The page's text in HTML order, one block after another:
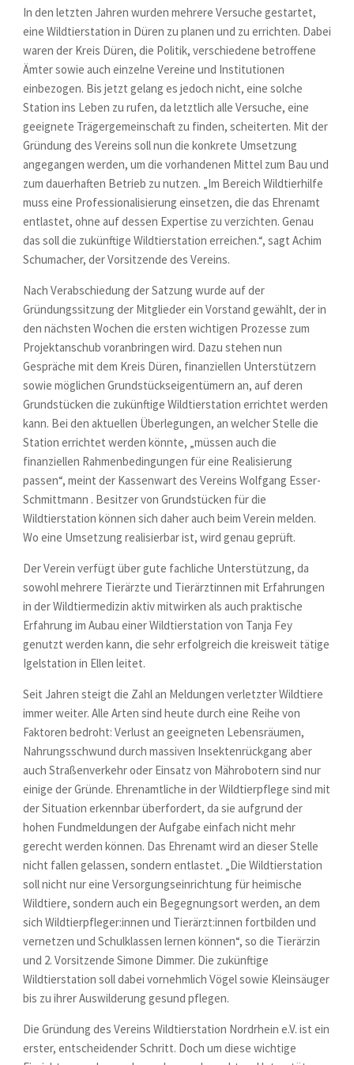
In den letzten Jahren wurden mehrere Versuche gestartet,
eine Wildtierstation in Düren zu planen und zu errichten. Dabei
waren der Kreis Düren, die Politik, verschiedene betroffene
Ämter sowie auch einzelne Vereine und Institutionen
einbezogen. Bis jetzt gelang es jedoch nicht, eine solche
Station ins Leben zu rufen, da letztlich alle Versuche, eine
geeignete Trägergemeinschaft zu finden, scheiterten. Mit der
Gründung des Vereins soll nun die konkrete Umsetzung
angegangen werden, um die vorhandenen Mittel zum Bau und
zum dauerhaften Betrieb zu nutzen. „Im Bereich Wildtierhilfe
muss eine Professionalisierung einsetzen, die das Ehrenamt
entlastet, ohne auf dessen Expertise zu verzichten. Genau
das soll die zukünftige Wildtierstation erreichen.“, sagt Achim
Schumacher, der Vorsitzende des Vereins.
Nach Verabschiedung der Satzung wurde auf der
Gründungssitzung der Mitglieder ein Vorstand gewählt, der in
den nächsten Wochen die ersten wichtigen Prozesse zum
Projektanschub voranbringen wird. Dazu stehen nun
Gespräche mit dem Kreis Düren, finanziellen Unterstützern
sowie möglichen Grundstückseigentümern an, auf deren
Grundstücken die zukünftige Wildtierstation errichtet werden
kann. Bei den aktuellen Überlegungen, an welcher Stelle die
Station errichtet werden könnte, „müssen auch die
finanziellen Rahmenbedingungen für eine Realisierung
passen“, meint der Kassenwart des Vereins Wolfgang Esser-
Schmittmann . Besitzer von Grundstücken für die
Wildtierstation können sich daher auch beim Verein melden.
Wo eine Umsetzung realisierbar ist, wird genau geprüft.
Der Verein verfügt über gute fachliche Unterstützung, da
sowohl mehrere Tierärzte und Tierärztinnen mit Erfahrungen
in der Wildtiermedizin aktiv mitwirken als auch praktische
Erfahrung im Aubau einer Wildtierstation von Tanja Fey
genutzt werden kann, die sehr erfolgreich die kreisweit tätige
Igelstation in Ellen leitet.
Seit Jahren steigt die Zahl an Meldungen verletzter Wildtiere
immer weiter. Alle Arten sind heute durch eine Reihe von
Faktoren bedroht: Verlust an geeigneten Lebensräumen,
Nahrungsschwund durch massiven Insektenrückgang aber
auch Straßenverkehr oder Einsatz von Mährobotern sind nur
einige der Gründe. Ehrenamtliche in der Wildtierpflege sind mit
der Situation erkennbar überfordert, da sie aufgrund der
hohen Fundmeldungen der Aufgabe einfach nicht mehr
gerecht werden können. Das Ehrenamt wird an dieser Stelle
nicht fallen gelassen, sondern entlastet. „Die Wildtierstation
soll nicht nur eine Versorgungseinrichtung für heimische
Wildtiere, sondern auch ein Begegnungsort werden, an dem
sich Wildtierpfleger:innen und Tierärzt:innen fortbilden und
vernetzen und Schulklassen lernen können“, so die Tierärzin
und 2. Vorsitzende Simone Dimmer. Die zukünftige
Wildtierstation soll dabei vornehmlich Vögel sowie Kleinsäuger
bis zu ihrer Auswilderung gesund pflegen.
Die Gründung des Vereins Wildtierstation Nordrhein e.V. ist ein
erster, entscheidender Schritt. Doch um diese wichtige